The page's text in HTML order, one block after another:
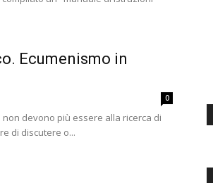
Ecumenismo in
0
devono più essere alla ricerca di
di discutere o...